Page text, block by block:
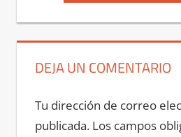
entradas
entrada:
DEJA UN COMENTARIO
Tu dirección de correo
publicada. Los campos